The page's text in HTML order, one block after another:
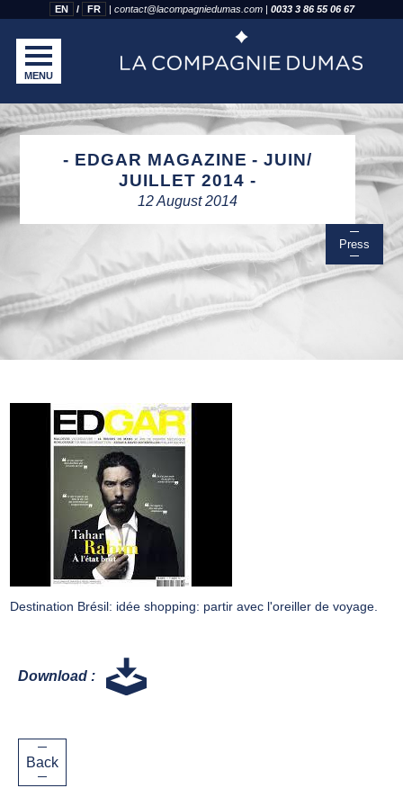
EN FR contact@lacompagniedumas.com| 0033 3 86 55 06 67
MENU
EDGAR MAGAZINE - JUIN/
JUILLET 2014
12 August 2014
Press
Destination Brésil: idée shopping: partir avec l'oreiller de voyage.
Download :
Back